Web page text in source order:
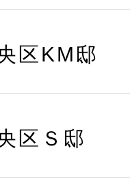
区KM邸
区Ｓ邸